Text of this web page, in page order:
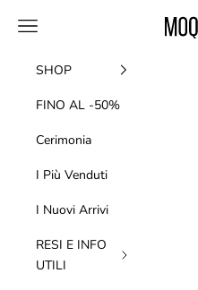
Menù
SHOP
FINO AL -50%
Cerimonia
I Più Venduti
I Nuovi Arrivi
RESI E INFO
UTILI